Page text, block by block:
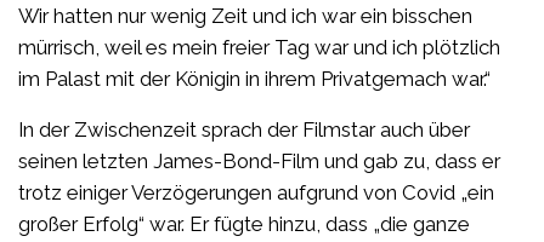
Wir hatten nur wenig Zeit und ich war ein bisschen
mürrisch, weil es mein freier Tag war und ich plötzlich
im Palast mit der Königin in ihrem Privatgemach war.“
In der Zwischenzeit sprach der Filmstar auch über
seinen letzten James-Bond-Film und gab zu, dass er
trotz einiger Verzögerungen aufgrund von Covid „ein
großer Erfolg“ war. Er fügte hinzu, dass „die ganze